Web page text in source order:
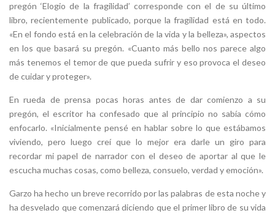
pregón ‘Elogio de la fragilidad’ corresponde con el de su último
libro, recientemente publicado, porque la fragilidad está en todo.
«En el fondo está en la celebración de la vida y la belleza», aspectos
en los que basará su pregón. «Cuanto más bello nos parece algo
más tenemos el temor de que pueda sufrir y eso provoca el deseo
de cuidar y proteger».
En rueda de prensa pocas horas antes de dar comienzo a su
pregón, el escritor ha confesado que al principio no sabía cómo
enfocarlo. «Inicialmente pensé en hablar sobre lo que estábamos
viviendo, pero luego creí que lo mejor era darle un giro para
recordar mi papel de narrador con el deseo de aportar al que le
escucha muchas cosas, como belleza, consuelo, verdad y emoción».
Garzo ha hecho un breve recorrido por las palabras de esta noche y
ha desvelado que comenzará diciendo que el primer libro de su vida